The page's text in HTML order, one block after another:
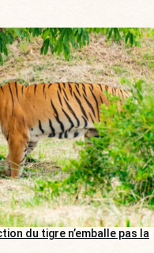
du tigre n’emballe pas la